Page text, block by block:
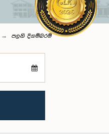
පලනි දිගම්බරම්